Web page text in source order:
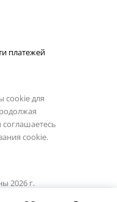
платежей
cookie для
cookie.
2026 г.